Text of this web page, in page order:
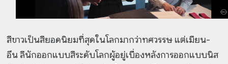
สีขาวเป็นสียอดนิยมที่สุดในโลกมากว่าทศวรรษ แต่เมียน-
อึน ลีนักออกแบบสีระดับโลกผู้อยู่เบื่องหลังการออกแบบนิส